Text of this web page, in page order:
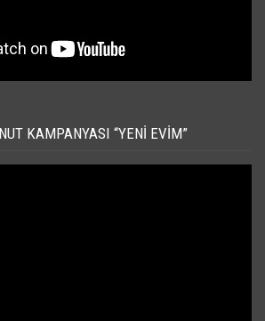
KAMPANYASI “YENI EVIM”